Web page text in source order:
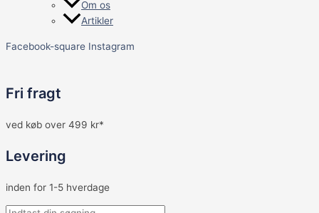
Om os
Artikler
Facebook-square Instagram
Fri fragt
ved køb over 499 kr*
Levering
inden for 1-5 hverdage